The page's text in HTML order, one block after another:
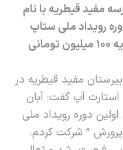
مفید قیطریه با نام
رویداد ملی ستاپ
انتخاب و موفق به کسب سرمایه 100 میلیون تومانی
مفید قیطریه در
آپ گفت: آبان
دوره رویداد ملی
” شرکت کردم.